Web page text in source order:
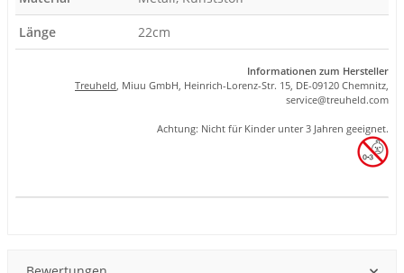
Länge
22cm
Informationen zum Hersteller
Treuheld, Miuu GmbH, Heinrich-Lorenz-Str. 15, DE-09120 Chemnitz,
service@treuheld.com
Achtung: Nicht für Kinder unter 3 Jahren geeignet.